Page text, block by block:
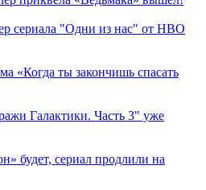
сериала "Одни из нас" от HBO
«Когда ты закончишь спасать
Галактики. Часть 3" уже
будет, сериал продлили на